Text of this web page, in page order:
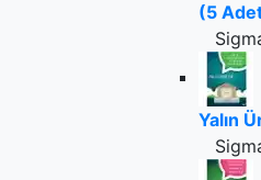
(5
Yalın